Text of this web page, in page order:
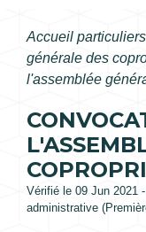
Accueil particuliers
générale des
l'assemblée
Vérifié le 09 Jun 2021
administrative